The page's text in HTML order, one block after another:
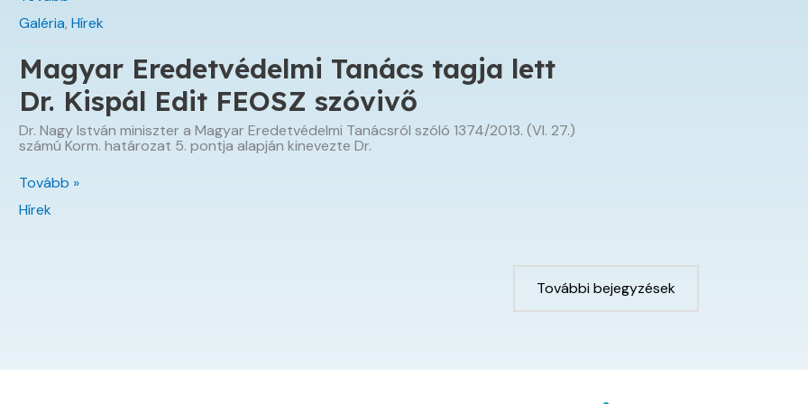
Fogyasztóvédelmi
Galéria, Hírek
Magyar Eredetvédelmi Tanács tagja lett
Dr. Kispál Edit FEOSZ szóvivő
Dr. Nagy István miniszter a Magyar Eredetvédelmi Tanácsról szóló 1374/2013. (VI. 27.)
számú Korm. határozat 5. pontja alapján kinevezte Dr.
Magyar
Tanács
Tovább »
Hírek
További bejegyzések